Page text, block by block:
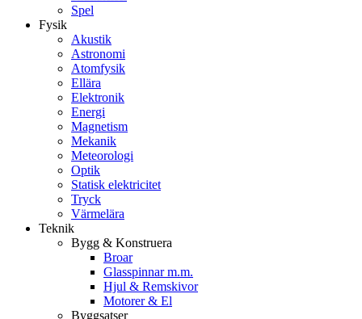
Spel
Fysik
Akustik
Astronomi
Atomfysik
Ellära
Elektronik
Energi
Magnetism
Mekanik
Meteorologi
Optik
Statisk elektricitet
Tryck
Värmelära
Teknik
Bygg & Konstruera
Broar
Glasspinnar m.m.
Hjul & Remskivor
Motorer & El
Byggsatser